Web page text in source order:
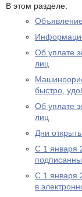
В этом разделе:
Об уплате
лиц
быстро,
Об уплате
лиц
Дни
С 1 января
С 1 января
в